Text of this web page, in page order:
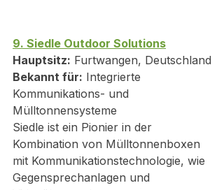
9. Siedle Outdoor Solutions
Hauptsitz: Furtwangen, Deutschland
Bekannt für: Integrierte
Kommunikations- und
Mülltonnensysteme
Siedle ist ein Pionier in der
Kombination von Mülltonnenboxen
mit Kommunikationstechnologie, wie
Gegensprechanlagen und